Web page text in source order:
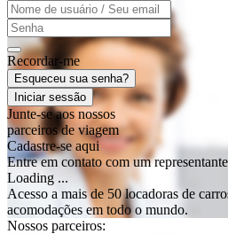
Recordar-me
Esqueceu sua senha?
Iniciar sessão
Junte-se aos nossos
parceiros de viagem
Cadastre-se aqui
Entre em contato com um representante
Loading ...
Acesso a mais de 50 locadoras de
acomodações em todo o mundo.
Nossos parceiros: